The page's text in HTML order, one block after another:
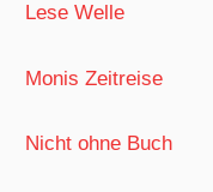
Lese Welle
Monis Zeitreise
Nicht ohne Buch